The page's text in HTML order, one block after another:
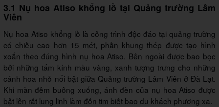
3.1 Nụ hoa Atiso khổng lồ tại Quảng trường Lâm
Viên
Nụ hoa Atiso khổng lồ là công trình độc đáo tại quảng trường
có chiều cao hơn 15 mét, phần khung thép được tạo hình
xoắn theo đúng hình nụ hoa Atiso. Bên ngoài được bao bọc
bởi những tấm kính màu vàng, xanh tượng trưng cho những
cánh hoa nhỏ nổi bật giữa Quảng trường Lâm Viên ở Đà Lạt.
Khi màn đêm buông xuống, ánh đèn của nụ hoa Atiso được
bật lên rất lung linh làm đốn tim biết bao du khách phương xa.